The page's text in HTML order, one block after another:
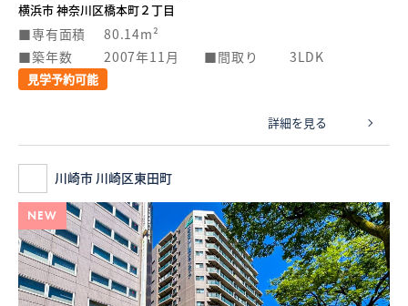
横浜市 神奈川区橋本町２丁目
専有面積
80.14m²
築年数
2007年11月 間取り 3LDK
見学予約可能
詳細を見る
川崎市 川崎区東田町
NEW